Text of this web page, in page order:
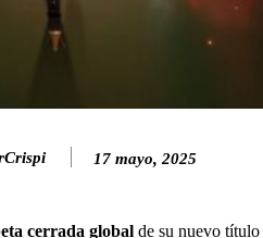
17 mayo, 2025
cerrada global de su nuevo título